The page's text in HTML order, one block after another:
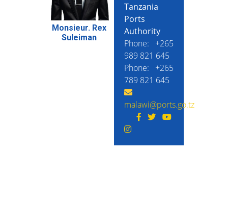
Monsieur. Rex
Suleiman
Tanzania
Ports
Authority
Phone: +265
989 821 645
Phone: +265
789 821 645
malawi@ports.go.tz